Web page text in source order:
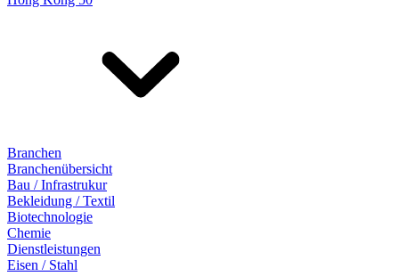
Branchen
Branchenübersicht
Bau / Infrastrukur
Bekleidung / Textil
Biotechnologie
Chemie
Dienstleistungen
Eisen / Stahl